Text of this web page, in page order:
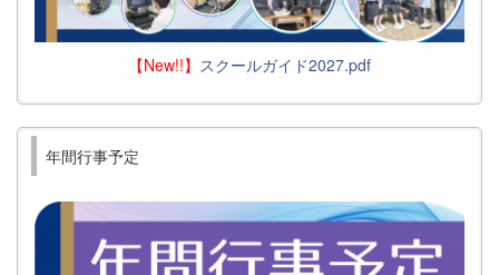
【New!!】 スクールガイド2027.pdf
年間行事予定